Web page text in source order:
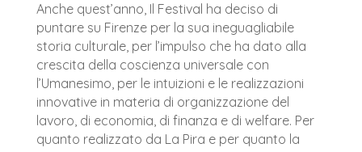
Anche quest’anno, Il Festival ha deciso di
puntare su Firenze per la sua ineguagliabile
storia culturale, per l’impulso che ha dato alla
crescita della coscienza universale con
l’Umanesimo, per le intuizioni e le realizzazioni
innovative in materia di organizzazione del
lavoro, di economia, di finanza e di welfare. Per
quanto realizzato da La Pira e per quanto la